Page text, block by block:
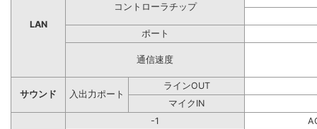
LAN
コントローラチップ
ポート
通信速度
サウンド 入出力ポート
ラインOUT
マイクIN
-1